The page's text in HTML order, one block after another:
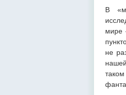
В
мире
не